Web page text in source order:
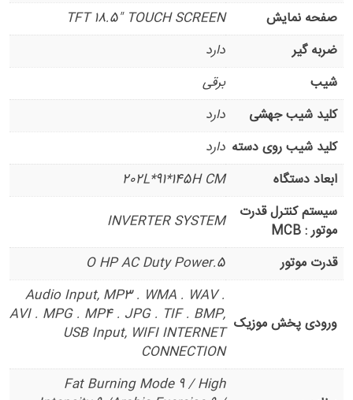
صفحه نمایش
TFT 18.5" TOUCH SCREEN
ضربه گیر
دارد
شیب
برقی
کلید شیب جهشی
دارد
کلید شیب روی دسته دارد
ابعاد دستگاه
202L*91*145H CM
سیستم کنترل قدرت
موتور : MCB
INVERTER SYSTEM
قدرت موتور
5.O HP AC Duty Power
ورودی پخش موزیک
Audio Input, MP3 . WMA . WAV .
AVI . MPG . MP4 . JPG . TIF . BMP,
USB Input, WIFI INTERNET
CONNECTION
Fat Burning Mode 9 / High